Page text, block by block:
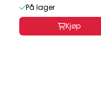
På lager
Kjøp